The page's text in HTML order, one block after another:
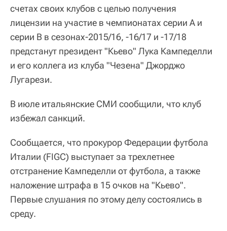
счетах своих клубов с целью получения
лицензии на участие в чемпионатах серии А и
серии B в сезонах-2015/16, -16/17 и -17/18
предстанут президент "Кьево" Лука Кампеделли
и его коллега из клуба "Чезена" Джорджо
Лугарези.
В июле итальянские СМИ сообщили, что клуб
избежал санкций.
Сообщается, что прокурор Федерации футбола
Италии (FIGC) выступает за трехлетнее
отстранение Кампеделли от футбола, а также
наложение штрафа в 15 очков на "Кьево".
Первые слушания по этому делу состоялись в
среду.